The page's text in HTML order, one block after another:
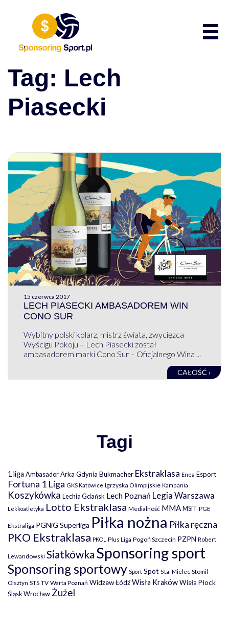
Tag: Lech
Piasecki
15 czerwca 2017
LECH PIASECKI AMBASADOREM WIN
CONO SUR
Wybitny polski kolarz, mistrz świata, zwycięzca
Wyścigu Pokoju – Lech Piasecki został
ambasadorem marki Cono Sur – Oficjalnego Wina ...
CAŁOŚĆ ›
Tagi
1 liga Ambasador Arka Gdynia Bukmacher Ekstraklasa Enea Esport
Fortuna 1 Liga GKS Katowice Igrzyska Olimpijskie Kampania
Koszykówka Lechia Gdańsk Lech Poznań Legia Warszawa
Lekkoatletyka Lotto Ekstraklasa Medialność MMAMSiT PGE
Ekstraliga PGNiG Superliga Piłka nożna Piłka ręczna
PKO Ekstraklasa PKOL Plus Liga Pogoń Szczecin PZPN Robert
Lewandowski Siatkówka Sponsoring sport
Sponsoring sportowy Sport Spot Stal Mielec Stomil
Olsztyn STS TV Warta Poznań Widzew ŁódźWisła KrakówWisła Płock
Śląsk Wrocław Żużel